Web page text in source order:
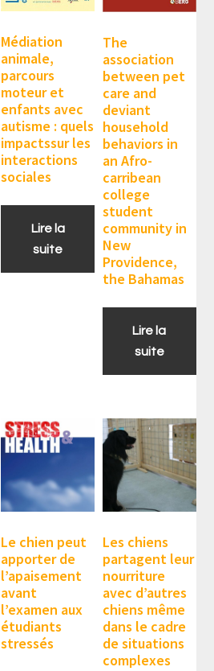
Médiation
animale,
parcours
moteur et
enfants avec
autisme : quels
impactssur les
interactions
sociales
Lire la
suite
The
association
between pet
care and
deviant
household
behaviors in
an Afro-
carribean
college
student
community in
New
Providence,
the Bahamas
Lire la
suite
Le chien peut
apporter de
l’apaisement
avant
l’examen aux
étudiants
stressés
Les chiens
partagent leur
nourriture
avec d’autres
chiens même
dans le cadre
de situations
complexes